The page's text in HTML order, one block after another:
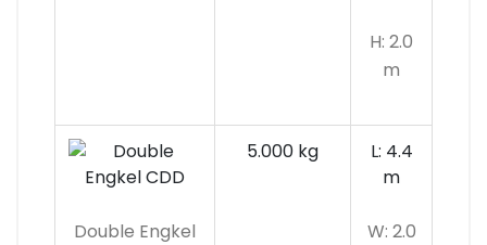
H: 2.0
m
Double Engkel
5.000 kg
L: 4.4
m
W: 2.0